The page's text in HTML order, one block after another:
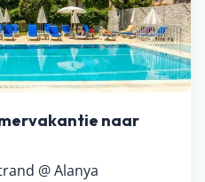
naar
@ Alanya